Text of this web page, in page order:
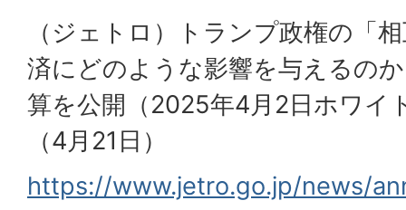
（ジェトロ）トランプ政権の「
済にどのような影響を与えるの
算を公開（2025年4月2日ホワイ
（4月21日）
https://www.jetro.go.jp/news/